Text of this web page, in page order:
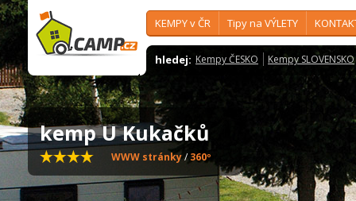
KEMPY v ČR Tipy na VÝLETY
hledej: Kempy ČESKO Kempy SLOVENSKO
kemp U Kukačků
WWW stránky/360º